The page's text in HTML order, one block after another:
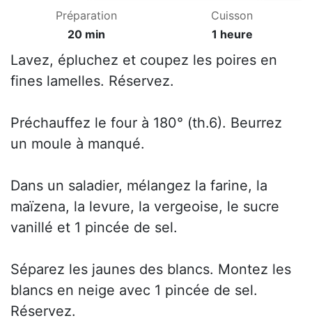
Préparation
20 min
Cuisson
1 heure
Lavez, épluchez et coupez les poires en
fines lamelles. Réservez.
Préchauffez le four à 180° (th.6). Beurrez
un moule à manqué.
Dans un saladier, mélangez la farine, la
maïzena, la levure, la vergeoise, le sucre
vanillé et 1 pincée de sel.
Séparez les jaunes des blancs. Montez les
blancs en neige avec 1 pincée de sel.
Réservez.